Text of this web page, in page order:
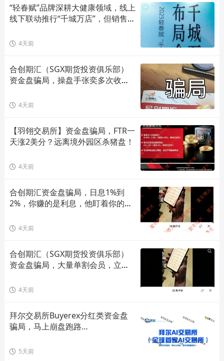
“轻春赋”品牌深耕大健康领域，线上
线下联动推行“千城万店”，但销售模
4天前
合创期汇（SGX期货投资俱乐部）
资金盘骗局，操盘手张奕多次收割
4天前
【羽翎交易所】资金盘骗局，FTR一
天涨2美分？远离境外园区杀猪盘！
4天前
合创期汇资金盘骗局，日息1%到
2%，你赚的是利息，他盯着你的本
4天前
合创期汇（SGX期货投资俱乐部）
资金盘骗局，大量单割会员，立即
4天前
拜尔交易所Buyerex分红类资金盘
骗局，马上崩盘跑路…
5天前